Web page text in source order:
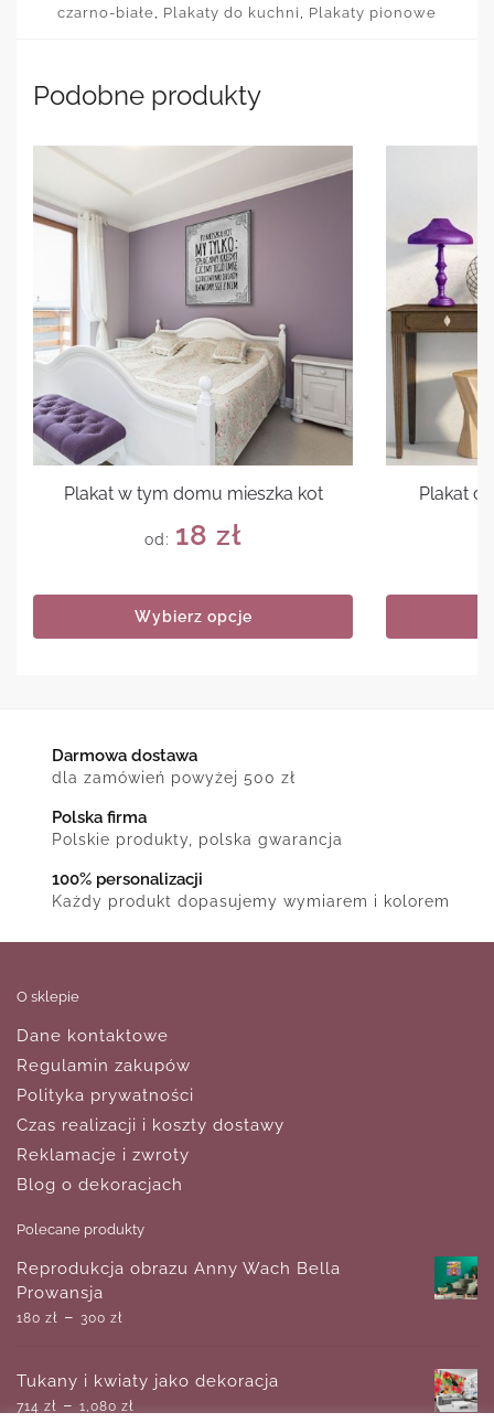
czarno-białe, Plakaty do kuchni , Plakaty pionowe
Podobne produkty
Plakat w tym domu mieszka kot
od: 18 zł
Wybierz opcje
Plakat
Darmowa dostawa
dla zamówień powyżej 500 zł
Polska firma
Polskie produkty, polska gwarancja
100% personalizacji
Każdy produkt dopasujemy wymiarem i kolorem
O sklepie
Dane kontaktowe
Regulamin zakupów
Polityka prywatności
Czas realizacji i koszty dostawy
Reklamacje i zwroty
Blog o dekoracjach
Polecane produkty
Reprodukcja obrazu Anny Wach Bella
Prowansja
180 zł – 300 zł
Tukany i kwiaty jako dekoracja
714 zł – 1,080 zł